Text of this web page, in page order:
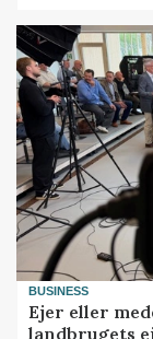
BUSINESS
Ejer eller
landbrugets